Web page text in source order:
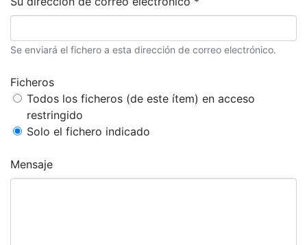
Se enviará el fichero a esta dirección de correo electrónico.
Ficheros
Todos los ficheros (de este ítem) en acceso
restringido
Solo el fichero indicado
Mensaje